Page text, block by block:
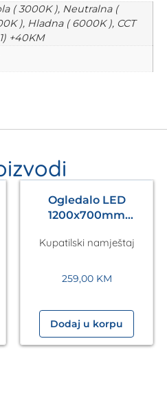
( 3000K ), Neutralna (
), Hladna ( 6000K ), CCT
+40KM
Ogledalo LED
1200x700mm
Kupatilski namještaj
259,00 KM
Dodaj u korpu